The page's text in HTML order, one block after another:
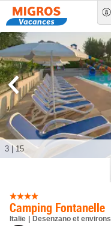
Camping Fontanelle
Italie Desenzano et environs
3 |15